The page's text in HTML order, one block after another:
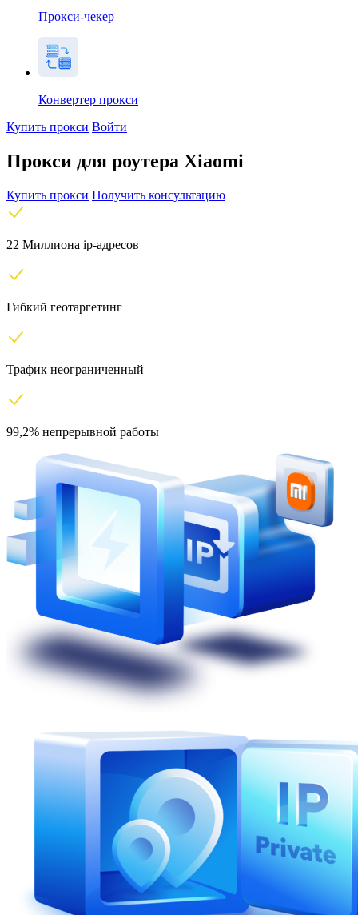
Прокси-чекер
Конвертер прокси
Купить прокси Войти
Прокси для роутера Xiaomi
Купить прокси Получить консультацию
22 Миллиона ip-адресов
Гибкий геотаргетинг
Трафик неограниченный
99,2% непрерывной работы